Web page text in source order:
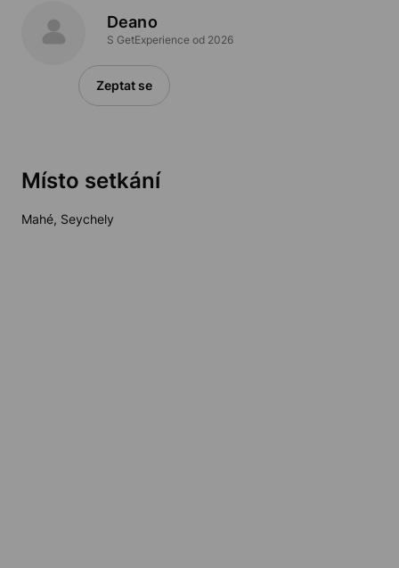
Deano
S GetExperience od 2026
Zeptat se
Místo setkání
Mahé, Seychely